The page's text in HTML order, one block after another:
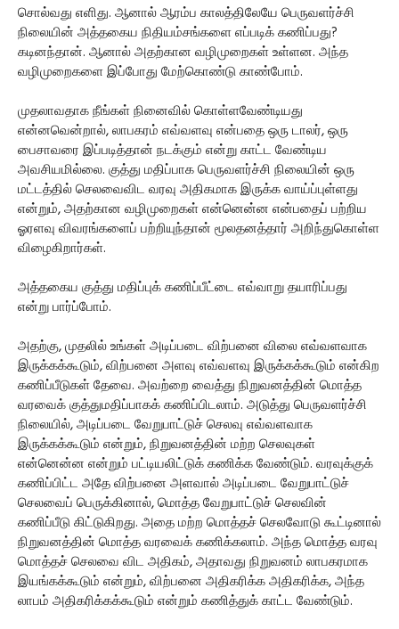
சொல்வது எளிது. ஆனால் ஆரம்ப காலத்திலேயே பெருவளர்ச்சி
நிலையின் அத்தகைய நிதியம்சங்களை எப்படிக் கணிப்பது?
கடினந்தான். ஆனால் அதற்கான வழிமுறைகள் உள்ளன. அந்த
வழிமுறைகளை இப்போது மேற்கொண்டு காண்போம்.
முதலாவதாக நீங்கள் நினைவில் கொள்ளவேண்டியது
என்னவென்றால், லாபகரம் எவ்வளவு என்பதை ஒரு டாலர், ஒரு
பைசாவரை இப்படித்தான் நடக்கும் என்று காட்ட வேண்டிய
அவசியமில்லை. குத்து மதிப்பாக பெருவளர்ச்சி நிலையின் ஒரு
மட்டத்தில் செலவைவிட வரவு அதிகமாக இருக்க வாய்ப்புள்ளது
என்றும், அதற்கான வழிமுறைகள் என்னென்ன என்பதைப் பற்றிய
ஓரளவு விவரங்களைப் பற்றியுந்தான் மூலதனத்தார் அறிந்துகொள்ள
விழைகிறார்கள்.
அத்தகைய குத்து மதிப்புக் கணிப்பீட்டை எவ்வாறு தயாரிப்பது
என்று பார்ப்போம்.
அதற்கு, முதலில் உங்கள் அடிப்படை விற்பனை விலை எவ்வளவாக
இருக்கக்கூடும், விற்பனை அளவு எவ்வளவு இருக்கக்கூடும் என்கிற
கணிப்பீடுகள் தேவை. அவற்றை வைத்து நிறுவனத்தின் மொத்த
வரவைக் குத்துமதிப்பாகக் கணிப்பிடலாம். அடுத்து பெருவளர்ச்சி
நிலையில், அடிப்படை வேறுபாட்டுச் செலவு எவ்வளவாக
இருக்கக்கூடும் என்றும், நிறுவனத்தின் மற்ற செலவுகள்
என்னென்ன என்றும் பட்டியலிட்டுக் கணிக்க வேண்டும். வரவுக்குக்
கணிப்பிட்ட அதே விற்பனை அளவால் அடிப்படை வேறுபாட்டுச்
செலவைப் பெருக்கினால், மொத்த வேறுபாட்டுச் செலவின்
கணிப்பீடு கிட்டுகிறது. அதை மற்ற மொத்தச் செலவோடு கூட்டினால்
நிறுவனத்தின் மொத்த வரவைக் கணிக்கலாம். அந்த மொத்த வரவு
மொத்தச் செலவை விட அதிகம், அதாவது நிறுவனம் லாபகரமாக
இயங்கக்கூடும் என்றும், விற்பனை அதிகரிக்க அதிகரிக்க, அந்த
லாபம் அதிகரிக்கக்கூடும் என்றும் கணித்துக் காட்ட வேண்டும்.